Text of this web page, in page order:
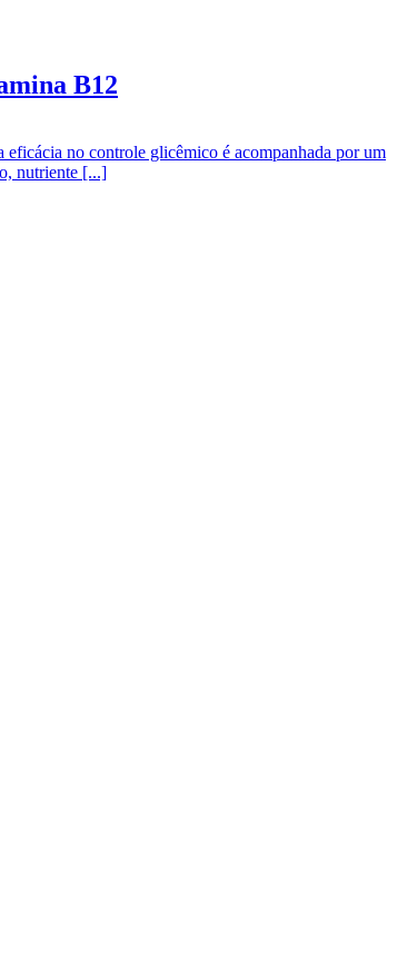
B12
no controle glicêmico é acompanhada por um
nutriente [...]